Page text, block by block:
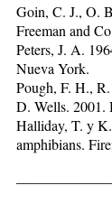
Goin, C. J., O.
Freeman and
Peters, J. A.
Nueva York.
Pough, F. H.,
D. Wells. 2001.
Halliday, T. y
amphibians.